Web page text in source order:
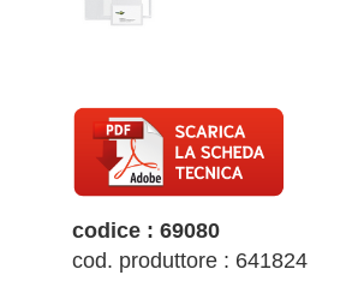
codice : 69080
cod. produttore : 641824